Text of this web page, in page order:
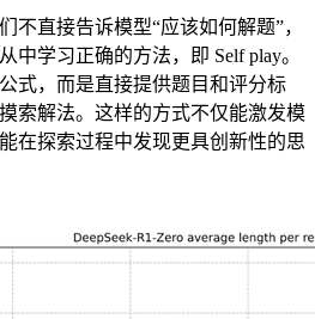
直接告诉模型“应该如何解题”，
中学习正确的方法，即 Self play。
式，而是直接提供题目和评分标
索解法。这样的方式不仅能激发模
在探索过程中发现更具创新性的思